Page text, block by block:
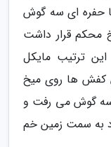
حفره ای سه گوش
محکم قرار داشت
ترتیب مایکل
کفش ها روی میخ
سه گوش می رفت و
به سمت زمین خم